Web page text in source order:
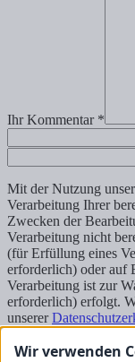
Ihr Kommentar *
Mit der Nutzung
Verarbeitung Ihrer
Zwecken der
Verarbeitung nicht
(für Erfüllung eines
erforderlich) oder auf
Verarbeitung ist zur
erforderlich) erfolgt.
unserer
Senden
Wir verwenden